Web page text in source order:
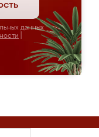
данных